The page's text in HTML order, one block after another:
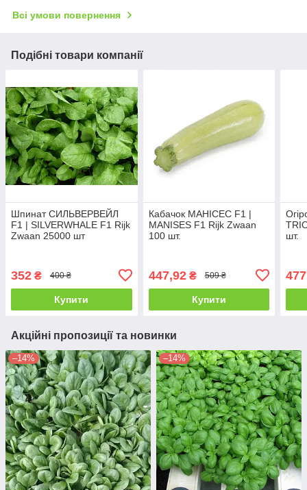
Всі умови повернення
Подібні товари компанії
Шпинат СИЛЬВЕРВЕЙЛ
F1 | SILVERWHALE F1 Rijk
Zwaan 25000 шт
352 ₴ 400 ₴
Купити
Кабачок МАНІСЕС F1 |
MANISES F1 Rijk Zwaan
100 шт.
447,92₴ 509 ₴
Купити
шт.
Акційні пропозиції та новинки
–14% –14%